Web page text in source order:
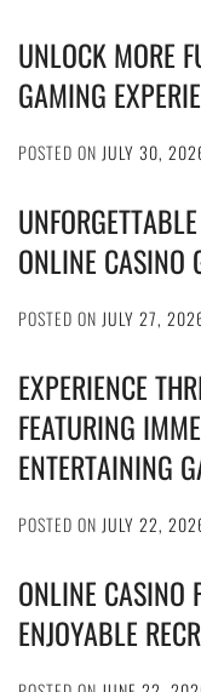
UNLOCK MORE
GAMING
POSTED ON JULY 30,
ONLINE CASINO
POSTED ON JULY 27,
EXPERIENCE
FEATURING
ENTERTAINING
POSTED ON JULY 22,
ONLINE CASINO
ENJOYABLE